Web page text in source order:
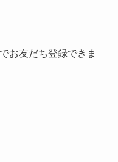
お友だち登録できま